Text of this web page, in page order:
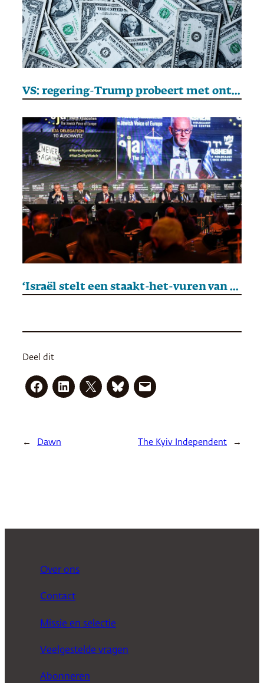
VS: regering-Trump probeert met ontslagpremie aantal ambtenaren te verlagen
‘Israël stelt een staakt-het-vuren van twee maanden in Gaza voor’
Deel dit
← Dawn The Kyiv Independent →
Over ons
Contact
Missie en selectie
Veelgestelde vragen
Abonneren